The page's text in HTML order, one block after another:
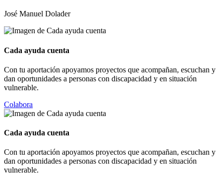
José Manuel Dolader
Cada ayuda cuenta
Con tu aportación apoyamos proyectos que acompañan, escuchan y
dan oportunidades a personas con discapacidad y en situación
vulnerable.
Colabora
Cada ayuda cuenta
Con tu aportación apoyamos proyectos que acompañan, escuchan y
dan oportunidades a personas con discapacidad y en situación
vulnerable.